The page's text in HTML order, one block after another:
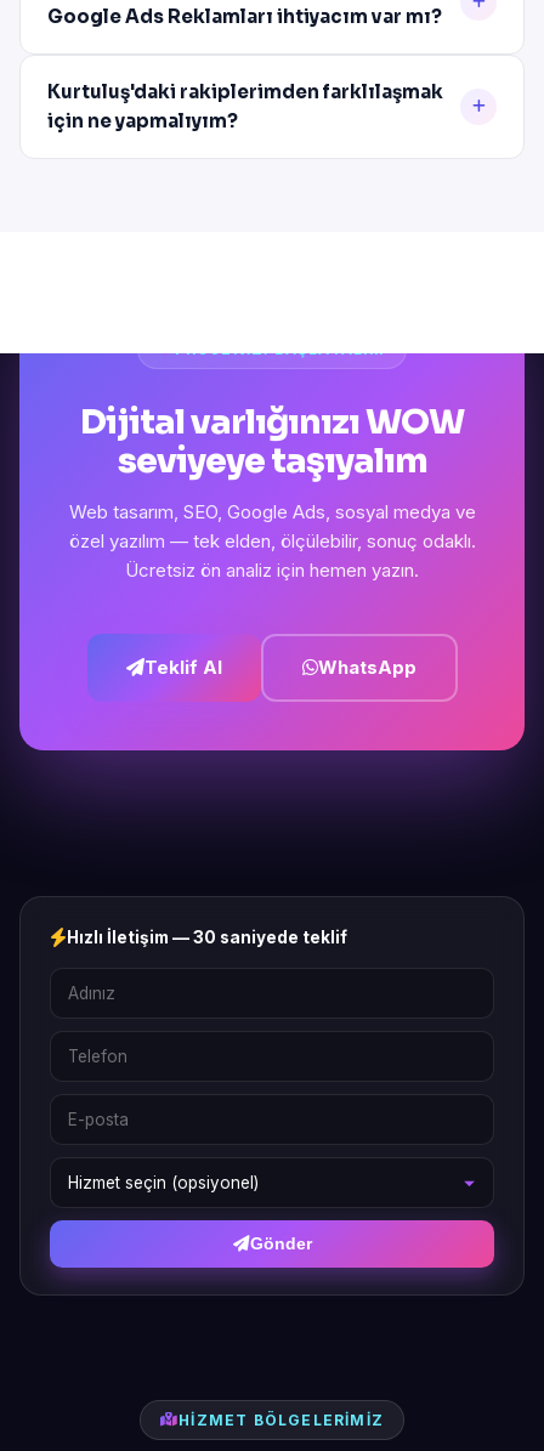
Google Ads Reklamları ihtiyacım var mı?
Kurtuluş'daki rakiplerimden farklılaşmak
için ne yapmalıyım?
Dijital varlığınızı WOW
seviyeye taşıyalım
Web tasarım, SEO, Google Ads, sosyal medya ve
özel yazılım — tek elden, ölçülebilir, sonuç odaklı.
Ücretsiz ön analiz için hemen yazın.
Teklif Al WhatsApp
Hızlı İletişim — 30 saniyede teklif
Gönder
HIZMET BÖLGELERIMIZ